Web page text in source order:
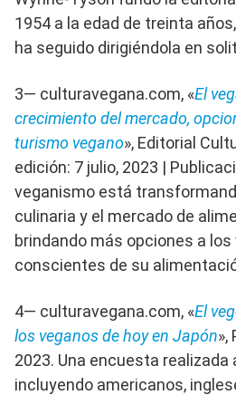
1954 a la edad de treinta
ha seguido dirigiéndola en
3— culturavegana.com, «El
crecimiento del mercado,
turismo vegano», Editorial
edición: 7 julio, 2023 |
veganismo está
culinaria y el mercado de
brindando más opciones a
conscientes de su
4— culturavegana.com, «El
los veganos de hoy en Japón»,
2023. Una encuesta
incluyendo americanos,